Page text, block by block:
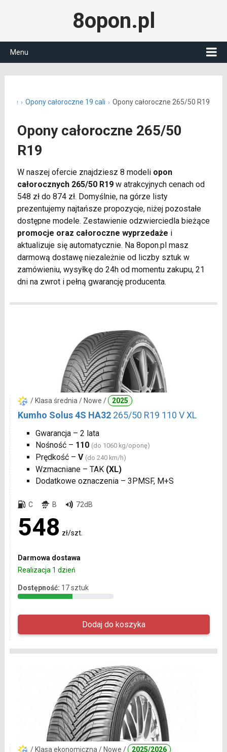
8opon.pl
Menu
Opony całoroczne 19 cali Opony całoroczne 265/50 R19
Opony całoroczne 265/50
R19
W naszej ofercie znajdziesz 8 modeli opon
całorocznych 265/50 R19w atrakcyjnych cenach od
548 zł do 874 zł. Domyślnie, na górze listy
prezentujemy najtańsze propozycje, niżej pozostałe
dostępne modele. Zestawienie odzwierciedla bieżące
promocje oraz całoroczne wyprzedaże i
aktualizuje się automatycznie. Na 8opon.pl masz
darmową dostawę niezależnie od liczby sztuk w
zamówieniu, wysyłkę do 24h od momentu zakupu, 21
dni na zwrot i pełną gwarancję producenta.
/ Klasa średnia / Nowe / 2025
Kumho Solus 4S HA32 265/50 R19 110 V XL
Gwarancja – 2 lata
Nośność – 110 (do 1060 kg/oponę)
Prędkość – V (do 240 km/h)
Wzmacniane – TAK (XL)
Dodatkowe oznaczenia – 3PMSF, M+S
C B 72dB
548 zł/szt.
Darmowa dostawa
Realizacja 1 dzień
Dostępność: 17 sztuk
/ Klasa ekonomiczna / Nowe / 2025/2026